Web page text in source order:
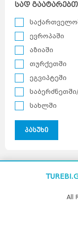
სად
ევროპაში
აზიაში
თურქეთში
ეგვიპტეში
სახლში
პასუხი
All